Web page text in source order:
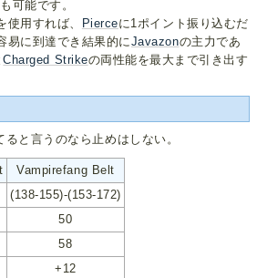
可能です。
使用すれば、
Pierceに1ポイント振り込むだ
易に到達でき結果的にJavazonの主力であ
Charged Strikeの両性能を最大まで引き出す
ると言うのなら止めはしない。
Vampirefang Belt
(138-155)-(153-172)
50
58
+12